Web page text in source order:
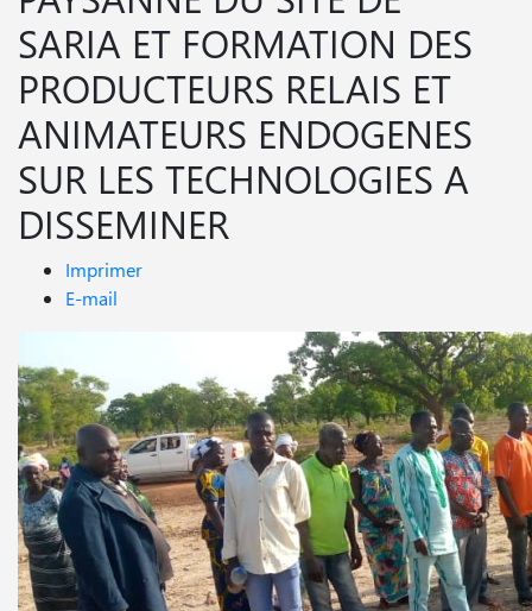
SARIA ET FORMATION DES
PRODUCTEURS RELAIS ET
ANIMATEURS ENDOGENES
SUR LES TECHNOLOGIES A
DISSEMINER
Imprimer
E-mail